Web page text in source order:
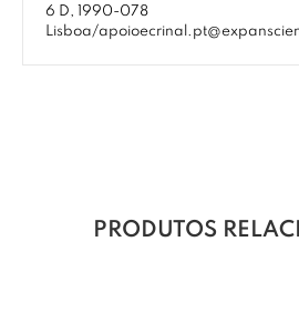
6 D, 1990-078
Lisboa/
PRODUTOS